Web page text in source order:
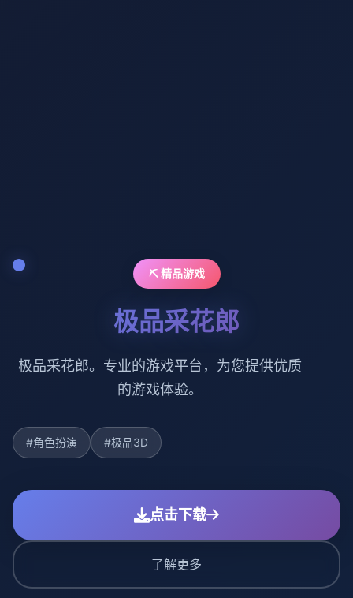
⛏️ 精品游戏
极品采花郎
极品采花郎。专业的游戏平台，为您提供优质
的游戏体验。
#角色扮演 #极品3D
点击下载
了解更多